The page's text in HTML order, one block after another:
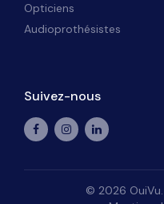
Opticiens
Audioprothésistes
Suivez-nous
© 2026